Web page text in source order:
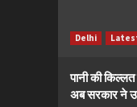
Delhi
पानी की
अब सरकार ने